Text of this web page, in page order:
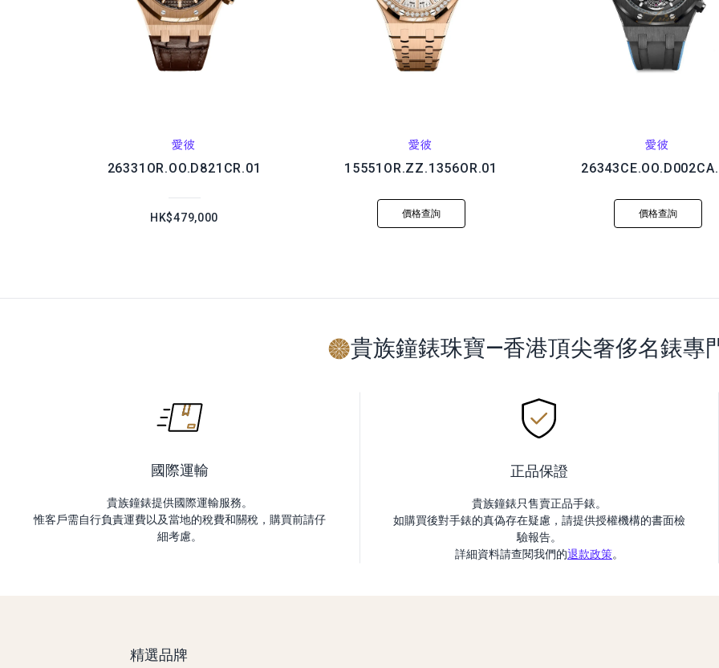
愛彼
26331OR.OO.D821CR.01
HK$479,000
愛彼
15551OR.ZZ.1356OR.01
價格查詢
愛彼
價格查詢
貴族鐘錶珠寶—香港頂尖奢侈名錶專
國際運輸
貴族鐘錶提供國際運輸服務。
惟客戶需自行負責運費以及當地的稅費和關稅，購買前請仔
細考慮。
正品保證
貴族鐘錶只售賣正品手錶。
如購買後對手錶的真偽存在疑慮，請提供授權機構的書面檢
驗報告。
詳細資料請查閱我們的退款政策。
精選品牌